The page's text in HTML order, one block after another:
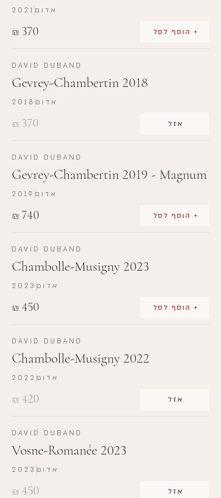
₪ 370 + הוסף לסל
2021 אדום
DAVID DUBAND
Gevrey-Chambertin 2018
₪ 370 אזל
2018 אדום
DAVID DUBAND
Gevrey-Chambertin 2019 - Magnum
₪ 740 + הוסף לסל
2019 אדום
DAVID DUBAND
Chambolle-Musigny 2023
₪ 450 + הוסף לסל
2023 אדום
DAVID DUBAND
Chambolle-Musigny 2022
₪ 420 אזל
2022 אדום
DAVID DUBAND
Vosne-Romanée 2023
₪ 450 אזל
2023 אדום